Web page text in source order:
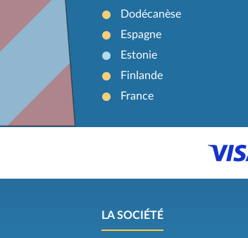
Dodécanèse
Espagne
Estonie
Finlande
France
LA SOCIÉTÉ